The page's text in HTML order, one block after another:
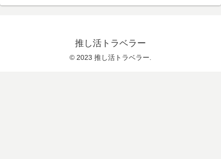
推し活トラベラー
© 2023 推し活トラベラー.